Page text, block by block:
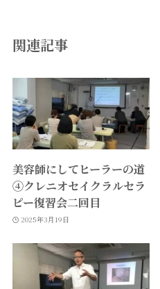
関連記事
美容師にしてヒーラーの道
④クレニオセイクラルセラ
ピー復習会二回目
2025年3月19日